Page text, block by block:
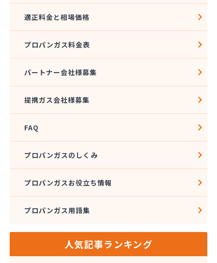
四国岩谷産業株式会社 新居浜営業所
四国岩谷産業株式会社 LPGセンター・松山工場
四国岩谷産業株式会社 松山支店・松山営業所
四国溶材商事株式会社
寺田ガスセンター
松本燃料店
上浦ガス有限会社
上甲石油店
上松プロパン株式会社
新谷商店
西島石油
西日本石油瓦斯株式会社
大一ガス株式会社
大一ガス株式会社 東予営業所
大一ガス株式会社 南予営業所
大一ガス株式会社 四国中央営業所
適正料金と相場価格
プロパンガス料金表
パートナー会社様募集
提携ガス会社様募集
FAQ
プロパンガスのしくみ
プロパンガスお役立ち情報
プロパンガス用語集
人気記事ランキング